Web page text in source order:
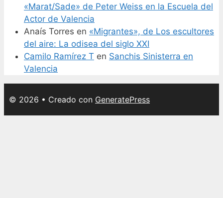
«Marat/Sade» de Peter Weiss en la Escuela del
Actor de Valencia
Anaís Torres en «Migrantes», de Los escultores
del aire: La odisea del siglo XXI
Camilo Ramírez T en Sanchis Sinisterra en
Valencia
© 2026 • Creado con GeneratePress